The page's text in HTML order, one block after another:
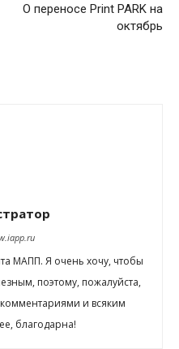
О переносе Print PARK на
октябрь
МАПП. Я очень хочу, чтобы
поэтому, пожалуйста,
и всяким
благодарна!